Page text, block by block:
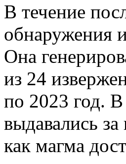
В течение
обнаружения
Она
из 24
по 2023 год.
выдавались
как магма